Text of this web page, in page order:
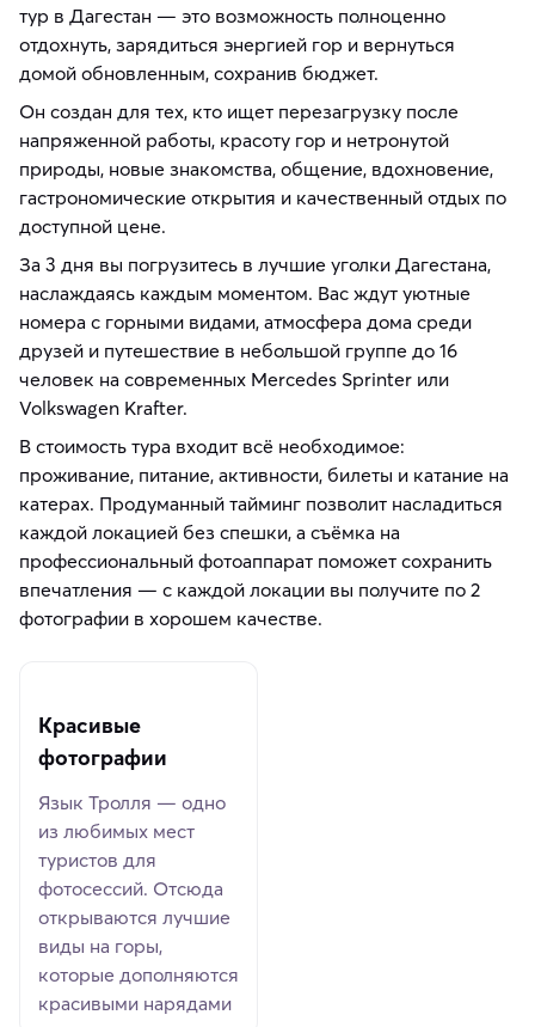
тур в Дагестан — это возможность полноценно
отдохнуть, зарядиться энергией гор и вернуться
домой обновленным, сохранив бюджет.
Он создан для тех, кто ищет перезагрузку после
напряженной работы, красоту гор и нетронутой
природы, новые знакомства, общение, вдохновение,
гастрономические открытия и качественный отдых по
доступной цене.
За 3 дня вы погрузитесь в лучшие уголки Дагестана,
наслаждаясь каждым моментом. Вас ждут уютные
номера с горными видами, атмосфера дома среди
друзей и путешествие в небольшой группе до 16
человек на современных Mercedes Sprinter или
Volkswagen Krafter.
В стоимость тура входит всё необходимое:
проживание, питание, активности, билеты и катание на
катерах. Продуманный тайминг позволит насладиться
каждой локацией без спешки, а съёмка на
профессиональный фотоаппарат поможет сохранить
впечатления — с каждой локации вы получите по 2
фотографии в хорошем качестве.
Красивые
фотографии
Язык Тролля — одно
из любимых мест
туристов для
фотосессий. Отсюда
открываются лучшие
виды на горы,
которые дополняются
красивыми нарядами